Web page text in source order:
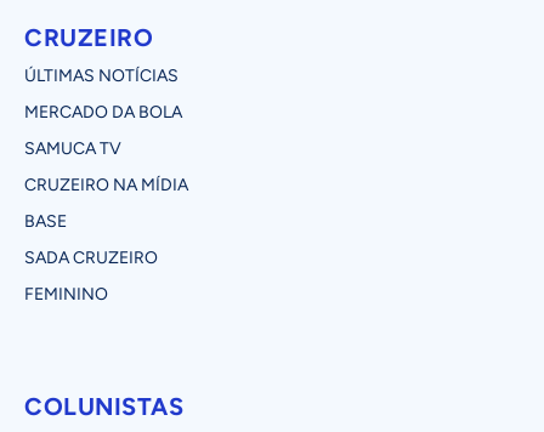
CRUZEIRO
ÚLTIMAS NOTÍCIAS
MERCADO DA BOLA
SAMUCA TV
CRUZEIRO NA MÍDIA
BASE
SADA CRUZEIRO
FEMININO
COLUNISTAS